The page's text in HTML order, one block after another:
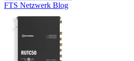
FTS Netzwerk Blog